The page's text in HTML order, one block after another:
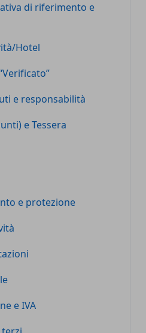
di riferimento e
Hotel
e responsabilità
e Tessera
e protezione
e IVA